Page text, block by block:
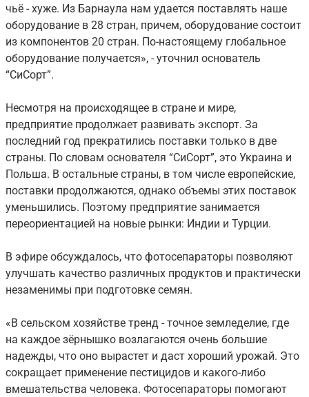
чьё - хуже. Из Барнаула нам удается поставлять наше
оборудование в 28 стран, причем, оборудование состоит
из компонентов 20 стран. По-настоящему глобальное
оборудование получается», - уточнил основатель
“СиСорт”.
Несмотря на происходящее в стране и мире,
предприятие продолжает развивать экспорт. За
последний год прекратились поставки только в две
страны. По словам основателя “СиСорт”, это Украина и
Польша. В остальные страны, в том числе европейские,
поставки продолжаются, однако объемы этих поставок
уменьшились. Поэтому предприятие занимается
переориентацией на новые рынки: Индии и Турции.
В эфире обсуждалось, что фотосепараторы позволяют
улучшать качество различных продуктов и практически
незаменимы при подготовке семян.
«В сельском хозяйстве тренд - точное земледелие, где
на каждое зёрнышко возлагаются очень большие
надежды, что оно вырастет и даст хороший урожай. Это
сокращает применение пестицидов и какого-либо
вмешательства человека. Фотосепараторы помогают